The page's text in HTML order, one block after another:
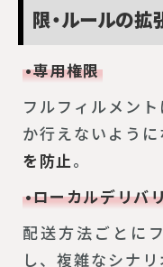
限・ルールの拡
•専用権限
フルフィルメン
か行えないように
を防止。
•ローカルデリバ
配送方法ごとに
し、複雑なシナ